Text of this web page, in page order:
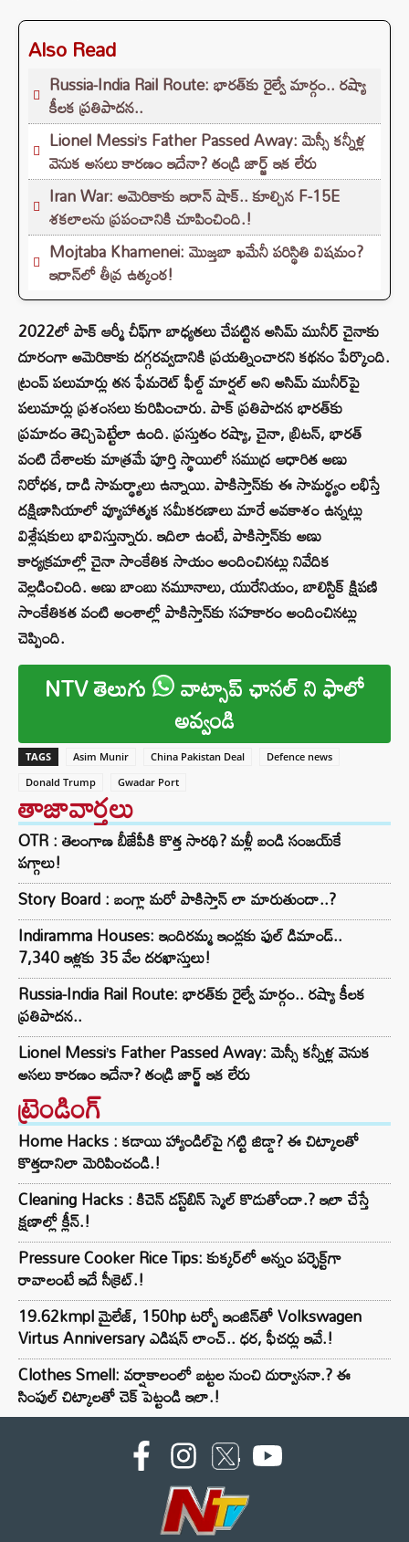
Also Read
Russia-India Rail Route: భారత్‌కు రైల్వే మార్గం.. రష్యా
కీలక ప్రతిపాదన..
Lionel Messi’s Father Passed Away: మెస్సీ కన్నీళ్ల
వెనుక అసలు కారణం ఇదేనా? తండ్రి జార్జ్ ఇక లేరు
Iran War: అమెరికాకు ఇరాన్ షాక్.. కూల్చిన F-15E
శకలాలను ప్రపంచానికి చూపించింది.!
Mojtaba Khamenei: మొజ్తబా ఖమేనీ పరిస్థితి విషమం?
ఇరాన్‌లో తీవ్ర ఉత్కంఠ!
2022లో పాక్ ఆర్మీ చీఫ్‌గా బాధ్యతలు చేపట్టిన అసిమ్ మునీర్ చైనాకు
దూరంగా అమెరికాకు దగ్గరవ్వడానికి ప్రయత్నించారని కథనం పేర్కొంది.
ట్రంప్ పలుమార్లు తన ఫేమరెట్ ఫీల్డ్ మార్షల్ అని అసిమ్ మునీర్‌పై
పలుమార్లు ప్రశంసలు కురిపించారు. పాక్ ప్రతిపాదన భారత్‌కు
ప్రమాదం తెచ్చిపెట్టేలా ఉంది. ప్రస్తుతం రష్యా, చైనా, బ్రిటన్, భారత్
వంటి దేశాలకు మాత్రమే పూర్తి స్థాయిలో సముద్ర ఆధారిత అణు
నిరోధక, దాడి సామర్థ్యాలు ఉన్నాయి. పాకిస్తాన్‌కు ఈ సామర్థ్యం లభిస్తే
దక్షిణాసియాలో వ్యూహాత్మక సమీకరణాలు మారే అవకాశం ఉన్నట్లు
విశ్లేషకులు భావిస్తున్నారు. ఇదిలా ఉంటే, పాకిస్తాన్‌కు అణు
కార్యక్రమాల్లో చైనా సాంకేతిక సాయం అందించినట్లు నివేదిక
వెల్లడించింది. అణు బాంబు నమూనాలు, యురేనియం, బాలిస్టిక్ క్షిపణి
సాంకేతికత వంటి అంశాల్లో పాకిస్తాన్‌కు సహకారం అందించినట్లు
చెప్పింది.
NTV తెలుగు వాట్సాప్ ఛానల్ ని ఫాలో
అవ్వండి
TAGS Asim Munir China Pakistan Deal
Defence news
Donald Trump
Gwadar Port
తాజావార్తలు
OTR : తెలంగాణ బీజేపీకి కొత్త సారథి? మళ్లీ బండి సంజయ్‌కే
పగ్గాలు!
Story Board : బంగ్లా మరో పాకిస్తాన్ లా మారుతుందా..?
Indiramma Houses: ఇందిరమ్మ ఇండ్లకు ఫుల్ డిమాండ్..
7,340 ఇళ్లకు 35 వేల దరఖాస్తులు!
Russia-India Rail Route: భారత్‌కు రైల్వే మార్గం.. రష్యా కీలక
ప్రతిపాదన..
Lionel Messi’s Father Passed Away: మెస్సీ కన్నీళ్ల వెనుక
అసలు కారణం ఇదేనా? తండ్రి జార్జ్ ఇక లేరు
ట్రెండింగ్‌
Home Hacks : కడాయి హ్యాండిల్‌పై గట్టి జిడ్డా? ఈ చిట్కాలతో
కొత్తదానిలా మెరిపించండి.!
Cleaning Hacks : కిచెన్ డస్ట్‌బిన్ స్మెల్ కొడుతోందా.? ఇలా చేస్తే
క్షణాల్లో క్లీన్.!
Pressure Cooker Rice Tips: కుక్కర్‌లో అన్నం పర్ఫెక్ట్‌గా
రావాలంటే ఇదే సీక్రెట్.!
19.62kmpl మైలేజ్, 150hp టర్బో ఇంజిన్‌తో Volkswagen
Virtus Anniversary ఎడిషన్ లాంచ్.. ధర, ఫీచర్లు ఇవే.!
Clothes Smell: వర్షాకాలంలో బట్టల నుంచి దుర్వాసనా.? ఈ
సింపుల్ చిట్కాలతో చెక్ పెట్టండి ఇలా.!